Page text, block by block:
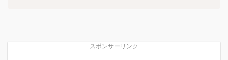
スポンサーリンク